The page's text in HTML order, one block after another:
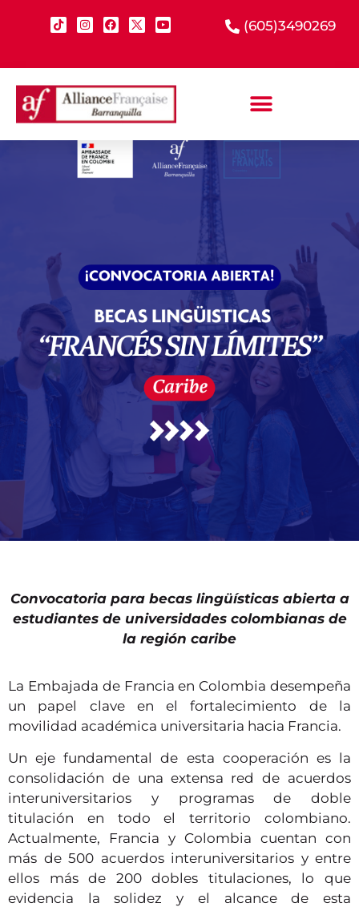
(605)3490269
Convocatoria para becas lingüísticas abierta a
estudiantes de universidades colombianas de
la región caribe
La Embajada de Francia en Colombia desempeña
un papel clave en el fortalecimiento de la
movilidad académica universitaria hacia Francia.
Un eje fundamental de esta cooperación es la
consolidación de una extensa red de acuerdos
interuniversitarios y programas de doble
titulación en todo el territorio colombiano.
Actualmente, Francia y Colombia cuentan con
más de 500 acuerdos interuniversitarios y entre
ellos más de 200 dobles titulaciones, lo que
evidencia la solidez y el alcance de esta